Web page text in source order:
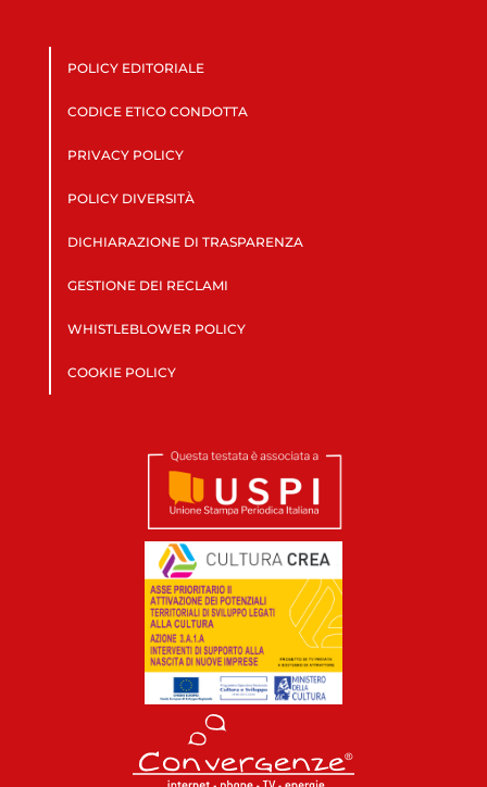
POLICY EDITORIALE
CODICE ETICO CONDOTTA
PRIVACY POLICY
POLICY DIVERSITÀ
DICHIARAZIONE DI TRASPARENZA
GESTIONE DEI RECLAMI
WHISTLEBLOWER POLICY
COOKIE POLICY